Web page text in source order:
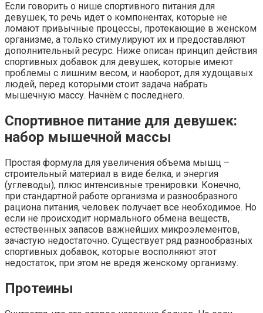
Если говорить о нише спортивного питания для
девушек, то речь идет о компонентах, которые не
ломают привычные процессы, протекающие в женском
организме, а только стимулируют их и предоставляют
дополнительный ресурс. Ниже описан принцип действия
спортивных добавок для девушек, которые имеют
проблемы с лишним весом, и наоборот, для худощавых
людей, перед которыми стоит задача набрать
мышечную массу. Начнём с последнего.
Спортивное питание для девушек:
набор мышечной массы
Простая формула для увеличения объема мышц –
строительный материал в виде белка, и энергия
(углеводы), плюс интенсивные тренировки. Конечно,
при стандартной работе организма и разнообразного
рациона питания, человек получает все необходимое. Но
если не происходит нормального обмена веществ,
естественных запасов важнейших микроэлементов,
зачастую недостаточно. Существует ряд разнообразных
спортивных добавок, которые восполняют этот
недостаток, при этом не вредя женскому организму.
Протеины